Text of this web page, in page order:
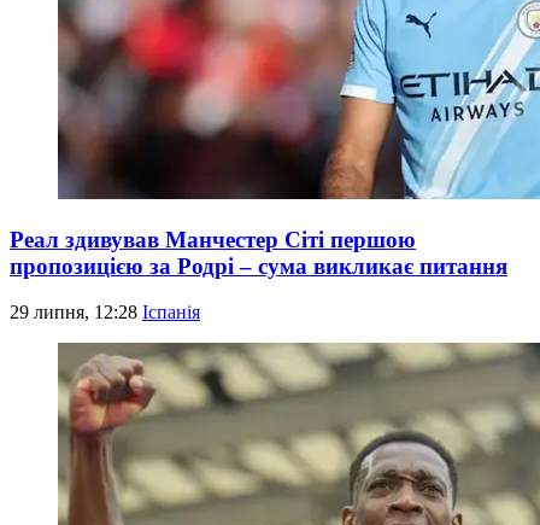
Реал здивував Манчестер Сіті першою
пропозицією за Родрі – сума викликає питання
29 липня, 12:28 Іспанія